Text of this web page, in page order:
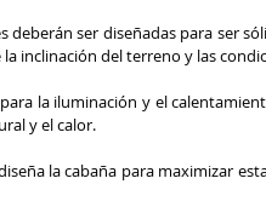
ser diseñadas para ser
inclinación del terreno y las
la iluminación y el
y el calor.
la cabaña para maximizar